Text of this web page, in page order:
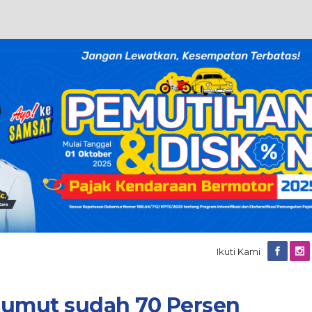
Ikuti Kami
sudah 70 Persen